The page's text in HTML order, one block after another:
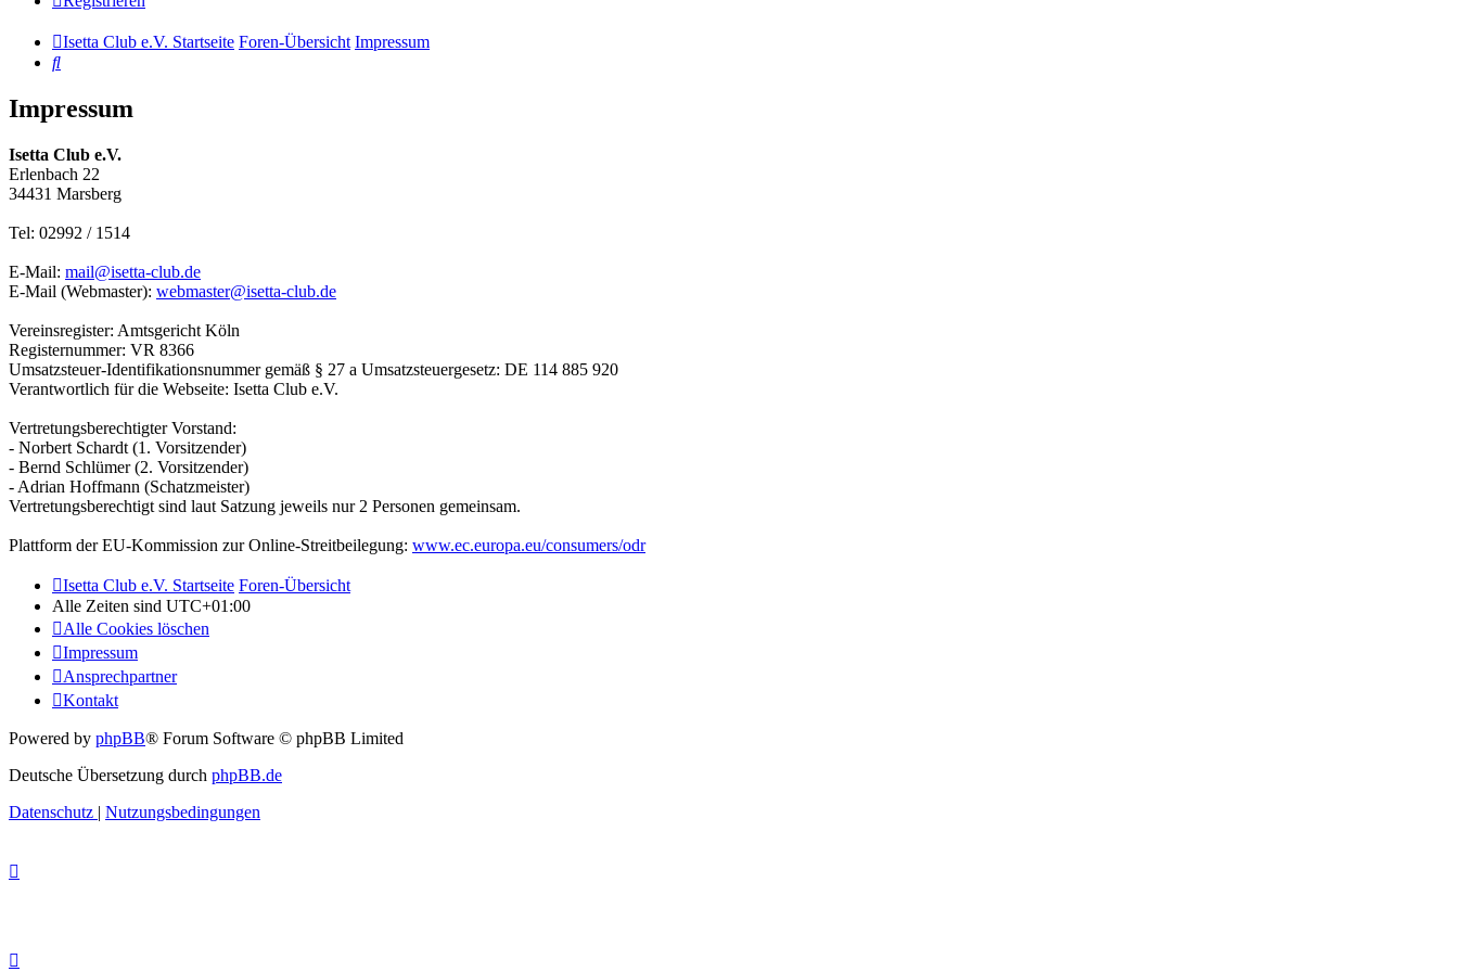
Isetta Club e.V. Startseite Foren-Übersicht Impressum
Suche
Impressum
Isetta Club e.V.
Erlenbach 22
34431 Marsberg
Tel: 02992 / 1514
E-Mail: mail@isetta-club.de
E-Mail (Webmaster): webmaster@isetta-club.de
Vereinsregister: Amtsgericht Köln
Registernummer: VR 8366
Umsatzsteuer-Identifikationsnummer gemäß § 27 a Umsatzsteuergesetz: DE 114 885 920
Verantwortlich für die Webseite: Isetta Club e.V.
Vertretungsberechtigter Vorstand:
- Norbert Schardt (1. Vorsitzender)
- Bernd Schlümer (2. Vorsitzender)
- Adrian Hoffmann (Schatzmeister)
Vertretungsberechtigt sind laut Satzung jeweils nur 2 Personen gemeinsam.
Plattform der EU-Kommission zur Online-Streitbeilegung: www.ec.europa.eu/consumers/odr
Isetta Club e.V. Startseite Foren-Übersicht
Alle Zeiten sind UTC+01:00
Alle Cookies löschen
Impressum
Ansprechpartner
Kontakt
Powered by phpBB® Forum Software © phpBB Limited
Deutsche Übersetzung durch phpBB.de
Datenschutz | Nutzungsbedingungen